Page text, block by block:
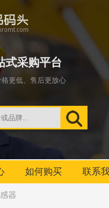
式采购平台
更低、售后更放心
如何购买 联系
器